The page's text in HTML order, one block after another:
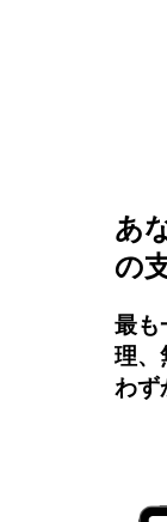
あ
の
最も
理、
わず